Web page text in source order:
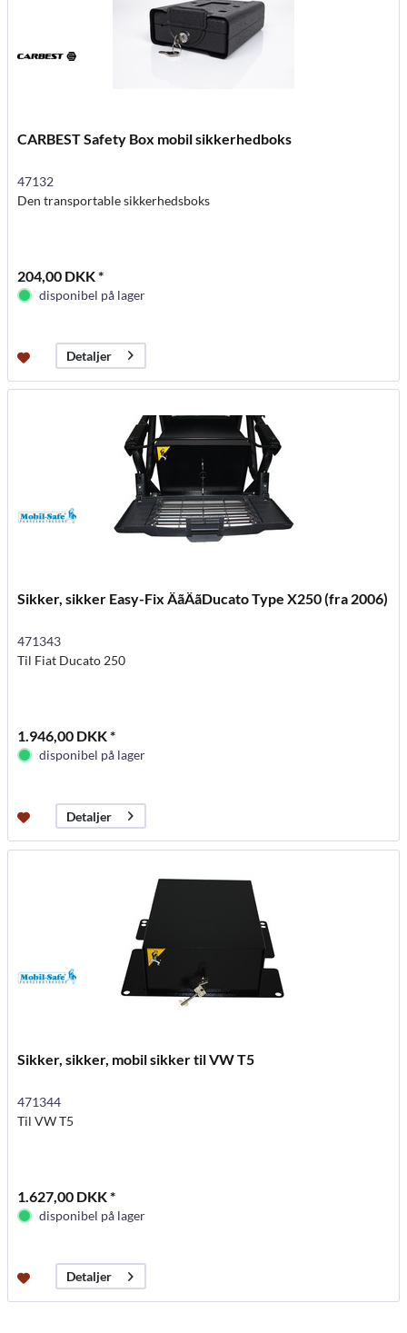
CARBEST Safety Box mobil sikkerhedboks
47132
Den transportable sikkerhedsboks
204,00 DKK *
disponibel på lager
Detaljer
Sikker, sikker Easy-Fix ÄãÄãDucato Type X250 (fra 2006)
471343
Til Fiat Ducato 250
1.946,00 DKK *
disponibel på lager
Detaljer
Sikker, sikker, mobil sikker til VW T5
471344
Til VW T5
1.627,00 DKK *
disponibel på lager
Detaljer